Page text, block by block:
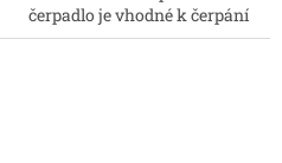
čerpadlo je vhodné k čerpání
čisté vody či kropení zahrady.